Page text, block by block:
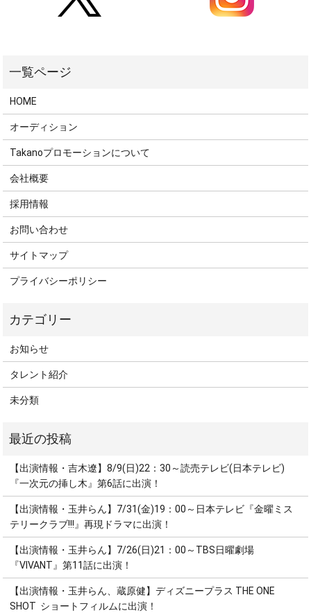
HOME
オーディション
Takanoプロモーションについて
会社概要
採用情報
お問い合わせ
サイトマップ
プライバシーポリシー
お知らせ
タレント紹介
未分類
【出演情報・吉木遼】8/9(日)22：30～読売テレビ(日本テレビ)
『一次元の挿し木』第6話に出演！
【出演情報・玉井らん】7/31(金)19：00～日本テレビ『金曜ミス
テリークラブ!!!』再現ドラマに出演！
【出演情報・玉井らん】7/26(日)21：00～TBS日曜劇場
『VIVANT』第11話に出演！
【出演情報・玉井らん、蔵原健】ディズニープラス THE ONE
SHOT ショートフィルムに出演！